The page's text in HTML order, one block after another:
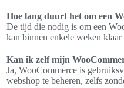
Hoe lang duurt het om een
De tijd die nodig is om een
kan binnen enkele weken
Kan ik zelf mijn
Ja, WooCommerce is
webshop te beheren, zelfs